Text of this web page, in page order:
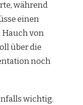
während
einen
Hauch von
über die
noch
wichtig.